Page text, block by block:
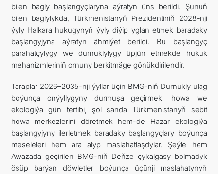
bilen bagly başlangyçlaryna aýratyn üns berildi. Şunuň
bilen baglylykda, Türkmenistanyň Prezidentiniň 2028-nji
ýyly Halkara hukugynyň ýyly diýip yglan etmek baradaky
başlangyjyna aýratyn ähmiýet berildi. Bu başlangyç
parahatçylygy we durnuklylygy üpjün etmekde hukuk
mehanizmleriniň ornuny berkitmäge gönükdirilendir.
Taraplar 2026–2035-nji ýyllar üçin BMG-niň Durnukly ulag
boýunça onýyllygyny durmuşa geçirmek, howa we
ekologiýa gün tertibi, şol sanda Türkmenistanyň sebit
howa merkezlerini döretmek hem-de Hazar ekologiýa
başlangyjyny ilerletmek baradaky başlangyçlary boýunça
meseleleri hem ara alyp maslahatlaşdylar. Şeýle hem
Awazada geçirilen BMG-niň Deňze çykalgasy bolmadyk
ösüp barýan döwletler boýunça üçünji maslahatynyň